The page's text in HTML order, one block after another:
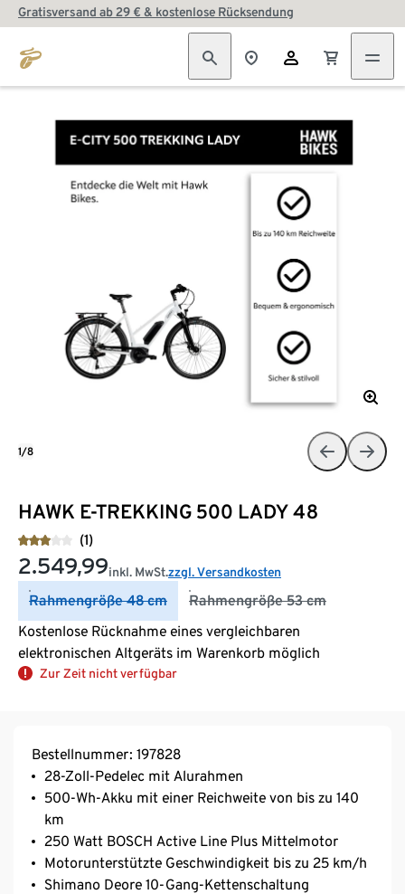
Gratisversand ab 29 € & kostenlose Rücksendung
HAWK E-TREKKING 500 LADY 48
(1)
2.549,99inkl. MwSt.zzgl. Versandkosten
Rahmengröße 48 cm
Rahmengröße 53 cm
Kostenlose Rücknahme eines vergleichbaren
elektronischen Altgeräts im Warenkorb möglich
Zur Zeit nicht verfügbar
1/8
Bestellnummer: 197828
28-Zoll-Pedelec mit Alurahmen
500-Wh-Akku mit einer Reichweite von bis zu 140
km
250 Watt BOSCH Active Line Plus Mittelmotor
Motorunterstützte Geschwindigkeit bis zu 25 km/h
Shimano Deore 10-Gang-Kettenschaltung